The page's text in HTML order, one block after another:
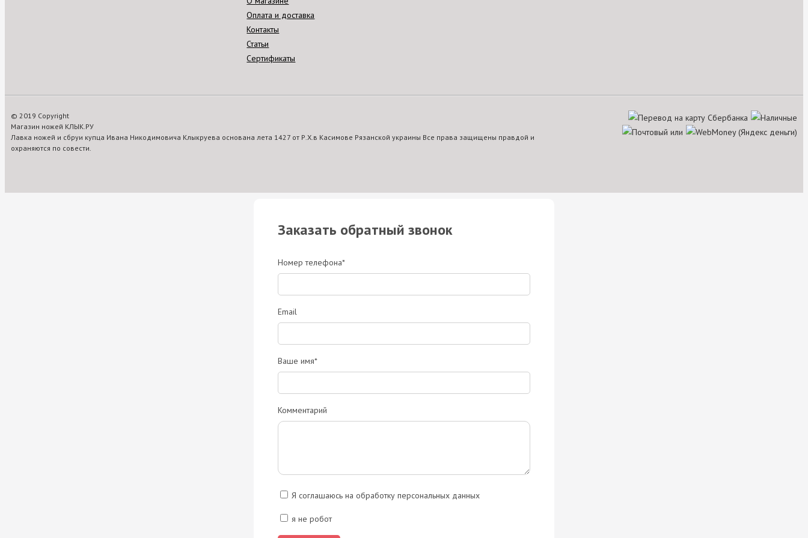
Оплата и доставка
Контакты
Статьи
Сертификаты
© 2019 Copyright
Магазин ножей КЛЫК.РУ
Лавка ножей и сбруи купца Ивана Никодимовича Клыкруева основана лета 1427 от Р.Х.в Касимове Рязанской украины Все права защищены правдой и
охраняются по совести.
Заказать обратный звонок
Номер телефона*
Email
Ваше имя*
Комментарий
Я соглашаюсь на обработку персональных данных
я не робот